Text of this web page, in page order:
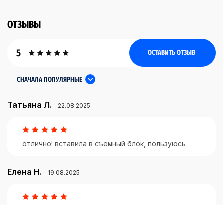
ОТЗЫВЫ
5 ОСТАВИТЬ ОТЗЫВ
СНАЧАЛА ПОПУЛЯРНЫЕ
Татьяна Л. 22.08.2025
отлично! вставила в съемный блок, пользуюсь
Елена Н. 19.08.2025